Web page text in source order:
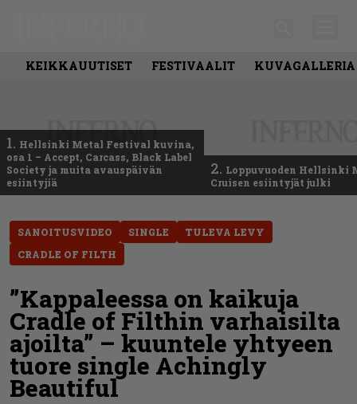
KEIKKAUUTISET FESTIVAALIT KUVAGALLERIA
1. Hellsinki Metal Festival kuvina,
osa 1 – Accept, Carcass, Black Label
Society ja muita avauspäivän
esiintyjiä
2. Loppuvuoden Hellsinki
Cruisen esiintyjät julki
SANOITUSVIDEO SINGLE
TULEVA LEVY
CRADLE OF FILTH
”Kappaleessa on kaikuja
Cradle of Filthin varhaisilta
ajoilta” – kuuntele yhtyeen
tuore single Achingly
Beautiful